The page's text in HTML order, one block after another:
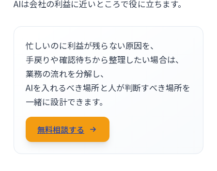
AIは会社の利益に近いところで役に立ちます。
忙しいのに利益が残らない原因を、
手戻りや確認待ちから整理したい場合は、
業務の流れを分解し、
AIを入れるべき場所と人が判断すべき場所を
一緒に設計できます。
無料相談する